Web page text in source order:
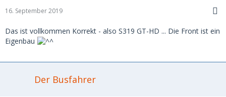
16. September 2019
Das ist vollkommen Korrekt - also S319 GT-HD ... Die Front ist ein
Eigenbau
Der Busfahrer